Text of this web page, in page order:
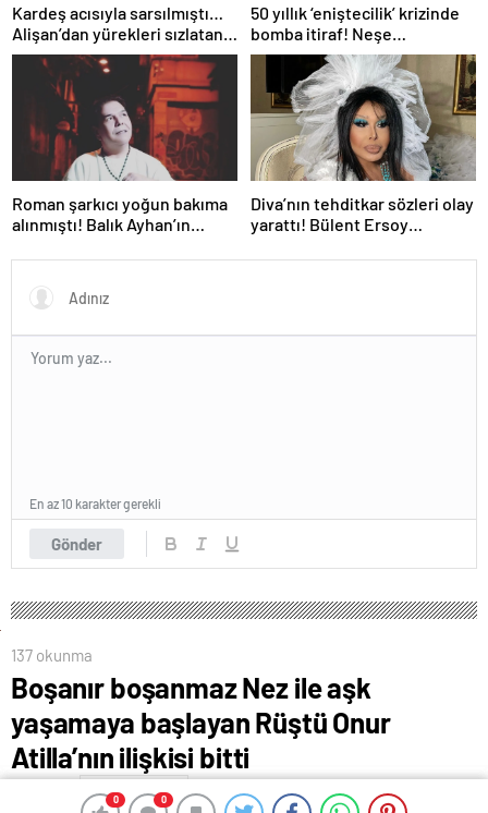
0 0
Kardeş acısıyla sarsılmıştı…
Alişan’dan yürekleri sızlatan
paylaşım: Keşke dediğim çok
şey var
50 yıllık ‘eniştecilik’ krizinde
bomba itiraf! Neşe
Karaböcek’in kardeşi Gülden
Karaböcek açıklamalarıyla
ağızları açık bıraktı: “Ablam bu
evliliğe mecbur etti”
Roman şarkıcı yoğun bakıma
alınmıştı! Balık Ayhan’ın
paylaşım!
Diva’nın tehditkar sözleri olay
yarattı! Bülent Ersoy
verdi?
Gönder
En az 10 karakter gerekli
137 okunma
Boşanır boşanmaz Nez ile aşk
yaşamaya başlayan Rüştü Onur
Atilla’nın ilişkisi bitti
News
0 0